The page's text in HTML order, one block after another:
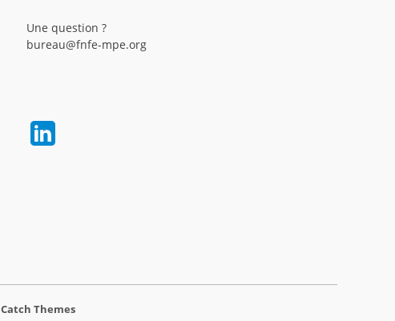
Une question ?
bureau@fnfe-mpe.org
Catch Themes